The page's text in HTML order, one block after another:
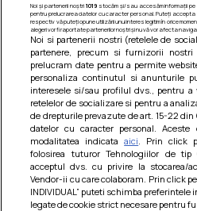
Barcute din vinete cu
Un deliciu usor de preparat!
Noi și partenerii noștri 1019stocăm și/sau accesăm informații pe
pentru prelucrarea datelor cu caracter personal. Puteți
respectiv vă puteți opune utilizării unui interes legitim în orice
alegeri vor fi raportate partenerilor noștri și nu vă vor afecta
Noi si partenerii nostri (retelele de
partenere, precum si furnizorii
prelucram date pentru a permite
personaliza continutul si anunturile
interesele si/sau profilul dvs., pentru
retelelor de socializare si pentru a
de drepturile prevazute de art. 15-22 din
datelor cu caracter personal.
modalitatea indicataaici . Prin click
folosirea tuturor Tehnologiilor de
acceptul dvs. cu privire la stocarea/
Vendor-ii cu care colaboram. Prin click pe
INDIVIDUAL” puteti schimba
legate de cookie strict necesare pentru